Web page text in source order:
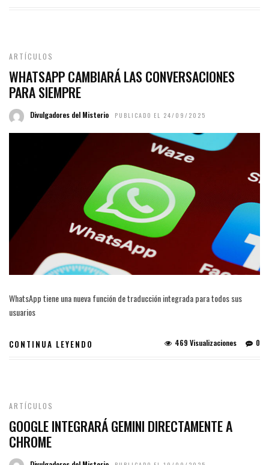
ARTÍCULOS
WHATSAPP CAMBIARÁ LAS CONVERSACIONES
PARA SIEMPRE
Divulgadores del Misterio PUBLICADO EL 24/09/2025
WhatsApp tiene una nueva función de traducción integrada para todos sus
usuarios
CONTINUA LEYENDO 0
469 Visualizaciones
ARTÍCULOS
GOOGLE INTEGRARÁ GEMINI DIRECTAMENTE A
CHROME